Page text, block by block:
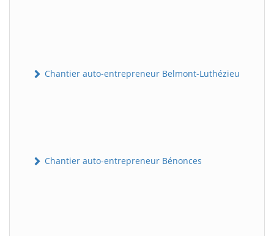
Chantier auto-entrepreneur Belmont-Luthézieu
Chantier auto-entrepreneur Bénonces